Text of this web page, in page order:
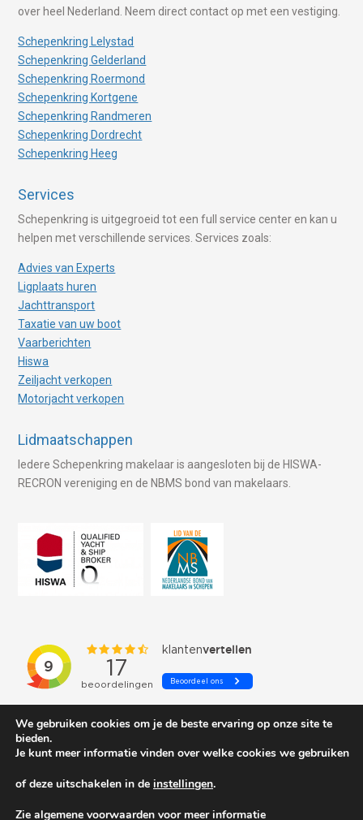
over heel Nederland. Neem direct contact op met een vestiging.
Schepenkring Lelystad
Schepenkring Gelderland
Schepenkring Roermond
Schepenkring Kortgene
Schepenkring Randmeren
Schepenkring Dordrecht
Schepenkring Heeg
Services
Schepenkring is uitgegroeid tot een full service center en kan u
helpen met verschillende services. Services zoals:
Advies van Experts
Ligplaats huren
Jachttransport
Taxatie van uw boot
Vaarberichten
Hiswa
Zeiljacht verkopen
Motorjacht verkopen
Lidmaatschappen
Iedere Schepenkring makelaar is aangesloten bij de HISWA-
RECRON vereniging en de NBMS bond van makelaars.
We gebruiken cookies om je de beste ervaring op onze site te
bieden.
Je kunt meer informatie vinden over welke cookies we gebruiken
of deze uitschakelen in de instellingen.
Zie algemene voorwaarden voor meer informatie